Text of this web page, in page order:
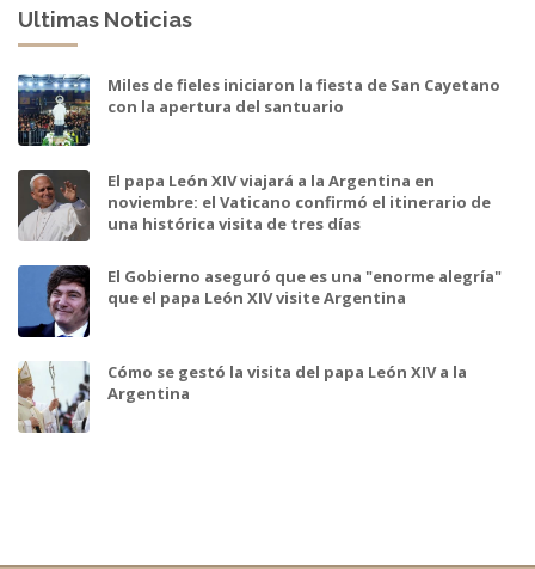
Ultimas Noticias
Miles de fieles iniciaron la fiesta de San Cayetano
con la apertura del santuario
El papa León XIV viajará a la Argentina en
noviembre: el Vaticano confirmó el itinerario de
una histórica visita de tres días
El Gobierno aseguró que es una "enorme alegría"
que el papa León XIV visite Argentina
Cómo se gestó la visita del papa León XIV a la
Argentina